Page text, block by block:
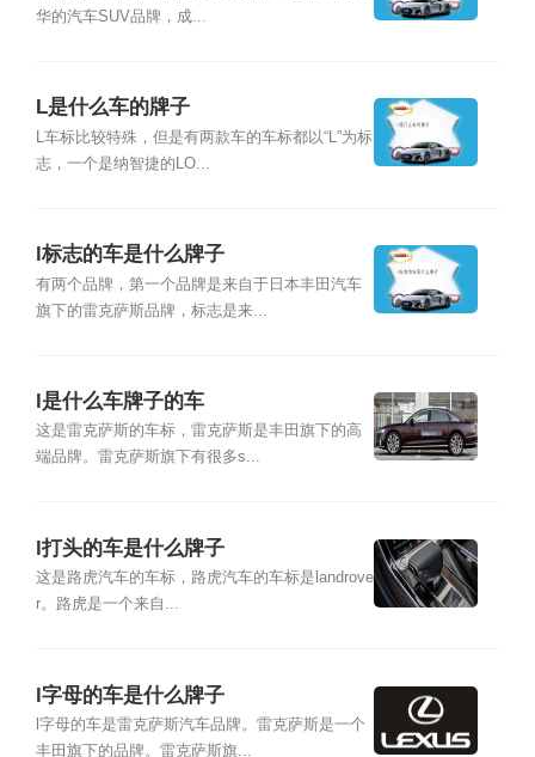
华的汽车SUV品牌，成...
L是什么车的牌子
L车标比较特殊，但是有两款车的车标都以“L”为标
志，一个是纳智捷的LO...
l标志的车是什么牌子
有两个品牌，第一个品牌是来自于日本丰田汽车
旗下的雷克萨斯品牌，标志是来...
l是什么车牌子的车
这是雷克萨斯的车标，雷克萨斯是丰田旗下的高
端品牌。雷克萨斯旗下有很多s...
l打头的车是什么牌子
这是路虎汽车的车标，路虎汽车的车标是landrove
r。路虎是一个来自...
l字母的车是什么牌子
l字母的车是雷克萨斯汽车品牌。雷克萨斯是一个
丰田旗下的品牌。雷克萨斯旗...